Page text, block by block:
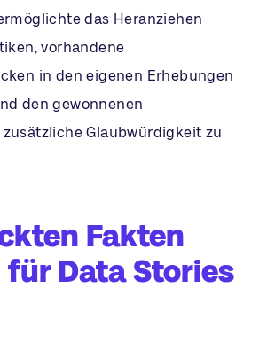
das Heranziehen
vorhandene
in den eigenen Erhebungen
den gewonnenen
Glaubwürdigkeit zu
Fakten
für Data Stories